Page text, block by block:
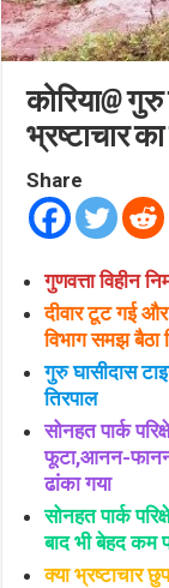
कोरिया@
भ्रष्टाचार
Share
गुणवत्ता विहीन
दीवार टूट गई
विभाग समझ बैठा
गुरु घासीदास
तिरपाल
सोनहत पार्क
फूटा,आनन-फानन
ढांका गया
सोनहत पार्क
बाद भी बेहद कम
क्या भ्रष्टाचार